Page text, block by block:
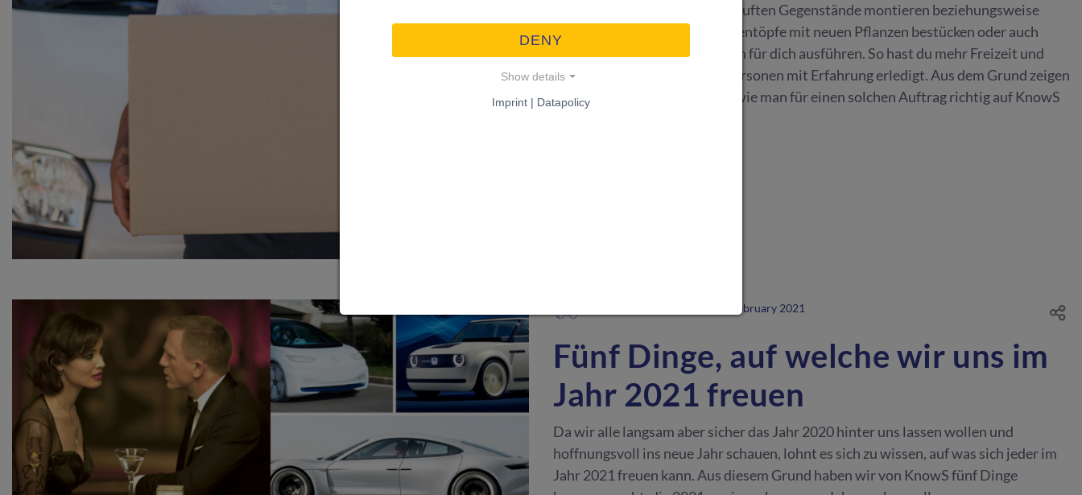
Person gleich noch die eingekauften Gegenstände montieren beziehungsweise
deinen Garten und deine Gartentöpfe mit neuen Pflanzen bestücken oder auch
andere notwendige Tätigkeiten für dich ausführen. So hast du mehr Freizeit und
deine To-Do-Liste wird von Personen mit Erfahrung erledigt. Aus dem Grund zeigen
wir in diesem Blogartikel auf, wie man für einen solchen Auftrag richtig auf KnowS
2. February 2021
Fünf Dinge, auf welche wir uns im
Jahr 2021 freuen
Da wir alle langsam aber sicher das Jahr 2020 hinter uns lassen wollen und
hoffnungsvoll ins neue Jahr schauen, lohnt es sich zu wissen, auf was sich jeder im
Jahr 2021 freuen kann. Aus diesem Grund haben wir von KnowS fünf Dinge
DENY
Show details
Imprint | Datapolicy